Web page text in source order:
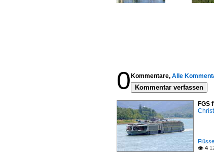
0 Kommentare, Alle
Kommentar verfassen
FGS
 4